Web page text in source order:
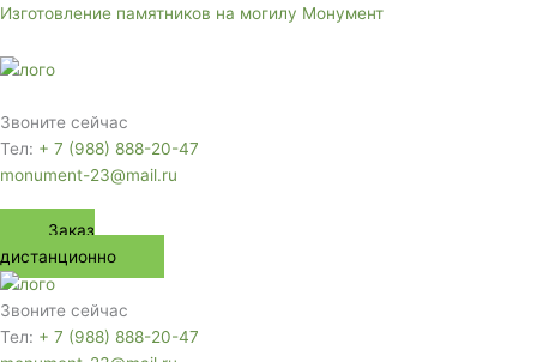
Перейти
содержимому
Изготовление памятников на могилу Монумент
Звоните сейчас
Тел: + 7 (988) 888-20-47
monument-23@mail.ru
Заказ
дистанционно
Звоните сейчас
Тел: + 7 (988) 888-20-47